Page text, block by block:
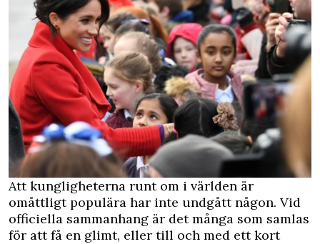
Att kungligheterna runt om i världen är
omåttligt populära har inte undgått någon. Vid
officiella sammanhang är det många som samlas
för att få en glimt, eller till och med ett kort